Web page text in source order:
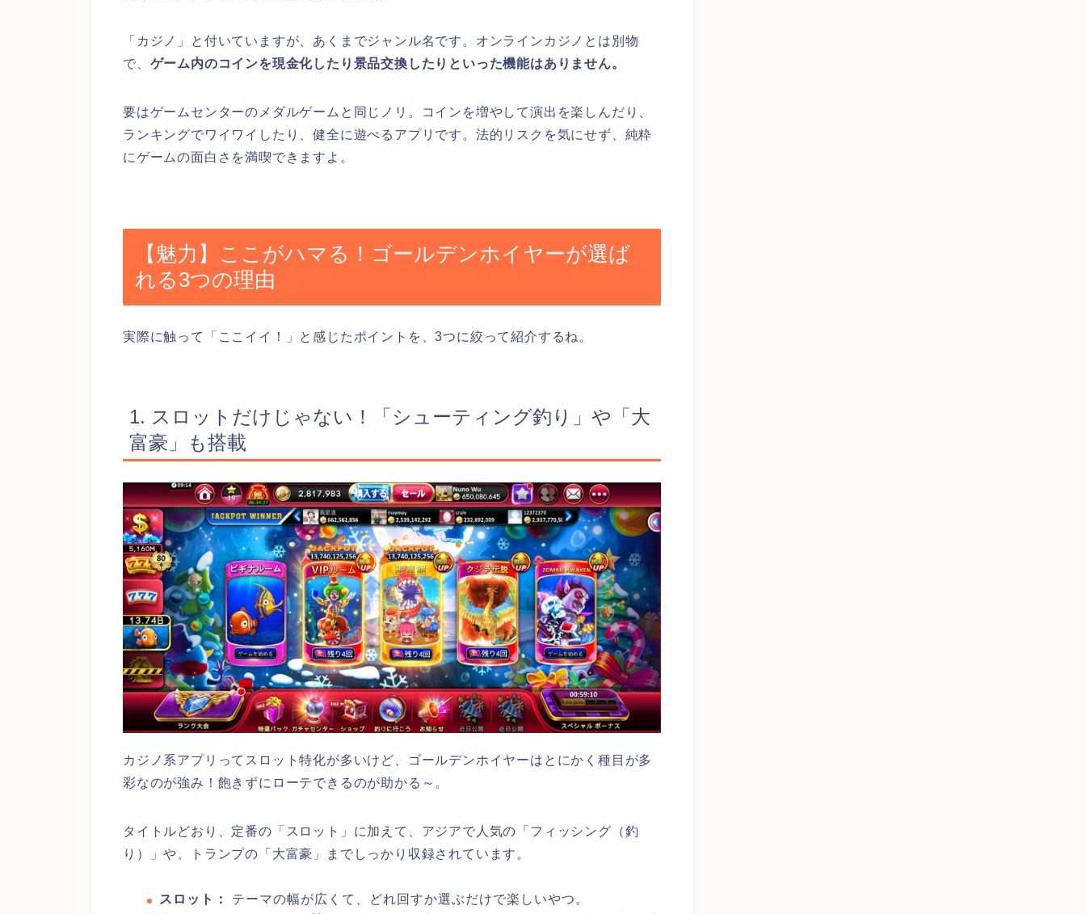
「カジノ」と付いていますが、あくまでジャンル名です。オンラインカジノとは別物
で、 ゲーム内のコインを現金化したり景品交換したりといった機能はありません。
要はゲームセンターのメダルゲームと同じノリ。コインを増やして演出を楽しんだり、
ランキングでワイワイしたり、健全に遊べるアプリです。法的リスクを気にせず、純粋
にゲームの面白さを満喫できますよ。
【魅力】ここがハマる！ゴールデンホイヤーが選ば
れる3つの理由
実際に触って「ここイイ！」と感じたポイントを、3つに絞って紹介するね。
1. スロットだけじゃない！「シューティング釣り」や「大
富豪」も搭載
カジノ系アプリってスロット特化が多いけど、ゴールデンホイヤーはとにかく種目が多
彩なのが強み！飽きずにローテできるのが助かる～。
タイトルどおり、定番の「スロット」に加えて、アジアで人気の「フィッシング（釣
り）」や、トランプの「大富豪」までしっかり収録されています。
スロット：
テーマの幅が広くて、どれ回すか選ぶだけで楽しいやつ。